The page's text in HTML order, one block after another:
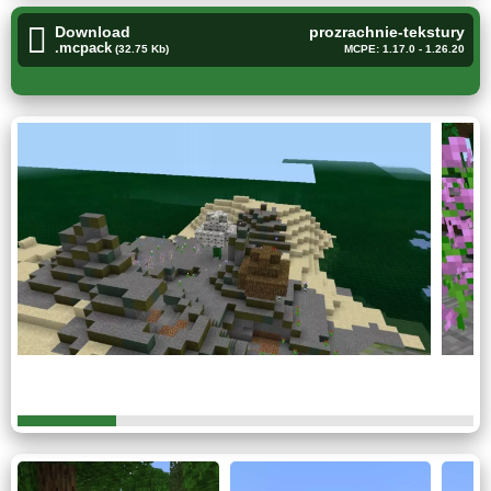
Улучшенные камни
Отличный набор текстур, который изменит внешний вид
некоторых камней в Minecraft PE. Например, андезит
станет более ярким и примет четкое очертание.
натуральный вид.
Кстати, изменения подверглись и лестницы. В
целом, при постройке любого здания, его внешний
фасад теперь будет более реалистичным и
красивым.
добавляют со стороны некий 3Д эффект.
Прозрачные текстуры
Download
.mcpack(32.75 Kb)
prozrachnie-tekstury
MCPE: 1.17.0 - 1.26.20